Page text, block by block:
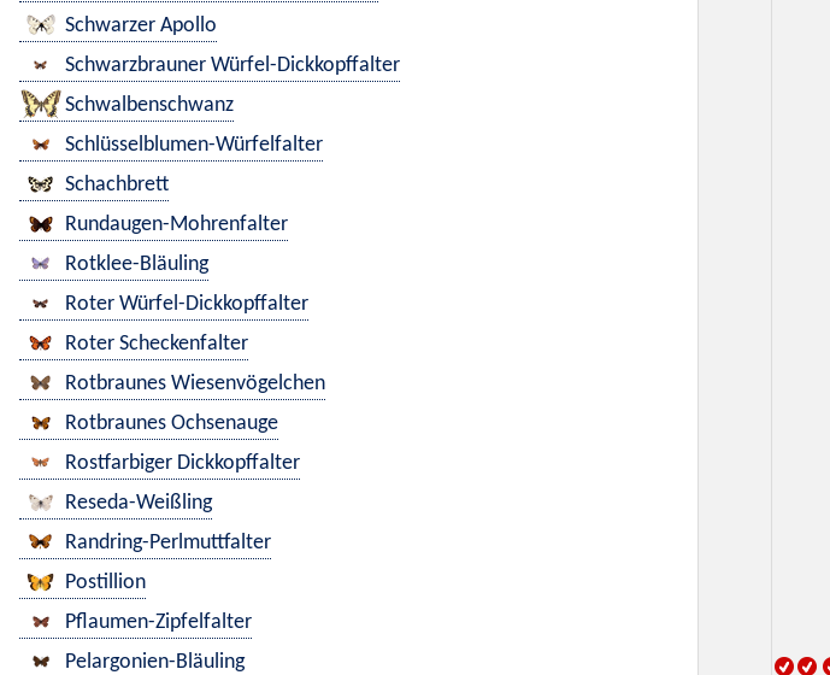
Schwarzer Apollo
Schwarzbrauner Würfel-Dickkopffalter
Schwalbenschwanz
Schlüsselblumen-Würfelfalter
Schachbrett
Rundaugen-Mohrenfalter
Rotklee-Bläuling
Roter Würfel-Dickkopffalter
Roter Scheckenfalter
Rotbraunes Wiesenvögelchen
Rotbraunes Ochsenauge
Rostfarbiger Dickkopffalter
Reseda-Weißling
Randring-Perlmuttfalter
Postillion
Pflaumen-Zipfelfalter
Pelargonien-Bläuling